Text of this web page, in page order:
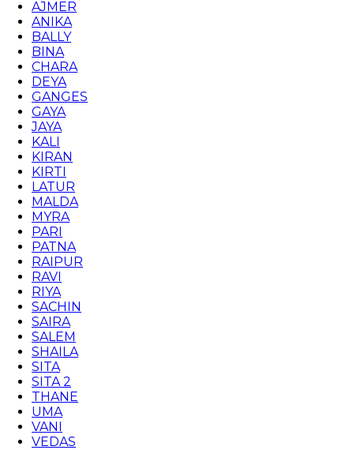
AJMER
ANIKA
BALLY
BINA
CHARA
DEYA
GANGES
GAYA
JAYA
KALI
KIRAN
KIRTI
LATUR
MALDA
MYRA
PARI
PATNA
RAIPUR
RAVI
RIYA
SACHIN
SAIRA
SALEM
SHAILA
SITA
SITA 2
THANE
UMA
VANI
VEDAS